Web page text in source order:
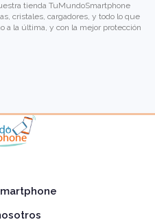
tienda TuMundoSmartphone
cristales, cargadores, y todo lo que
a la última, y con la mejor protección